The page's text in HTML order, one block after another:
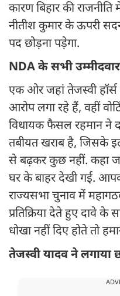
कारण बिहार की
नीतीश कुमार के ऊपरी
पद छोड़ना पड़ेगा.
NDA के सभी
एक ओर जहां तेजस्वी हॉर्स
आरोप लगा रहे हैं, वहीं
विधायक फैसल रहमान ने
तबीयत खराब है, जिसके
से बढ़कर कुछ नहीं. कहा
घर के बाहर देखी गई.
राज्यसभा चुनाव में
प्रतिक्रिया देते हुए दावे
धोखा नहीं दिए होते तो
तेजस्वी यादव ने